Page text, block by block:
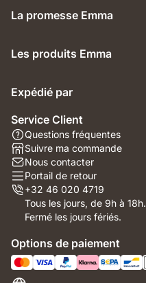
La promesse Emma
Les produits Emma
Expédié par
Service Client
Questions fréquentes
Suivre ma commande
Nous contacter
Portail de retour
+32 46 020 4719
Tous les jours, de 9h à 18h.
Fermé les jours fériés.
Options de paiement